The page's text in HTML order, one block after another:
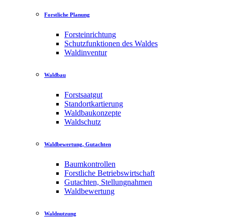
Forstliche Planung
Forsteinrichtung
Schutzfunktionen des Waldes
Waldinventur
Waldbau
Forstsaatgut
Standortkartierung
Waldbaukonzepte
Waldschutz
Waldbewertung, Gutachten
Baumkontrollen
Forstliche Betriebswirtschaft
Gutachten, Stellungnahmen
Waldbewertung
Waldnutzung